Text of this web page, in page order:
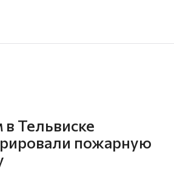
Тельвиске
пожарную